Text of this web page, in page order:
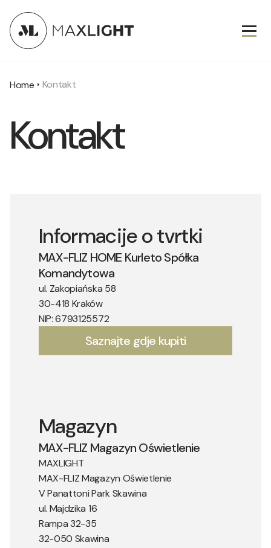
Home Kontakt
Kontakt
Informacije o tvrtki
MAX-FLIZ HOME Kurleto Spółka
Komandytowa
ul. Zakopiańska 58
30-418 Kraków
NIP: 6793125572
Saznajte gdje kupiti
Magazyn
MAX-FLIZ Magazyn Oświetlenie
MAXLIGHT
MAX-FLIZ Magazyn Oświetlenie
V Panattoni Park Skawina
ul. Majdzika 16
Rampa 32-35
32-050 Skawina